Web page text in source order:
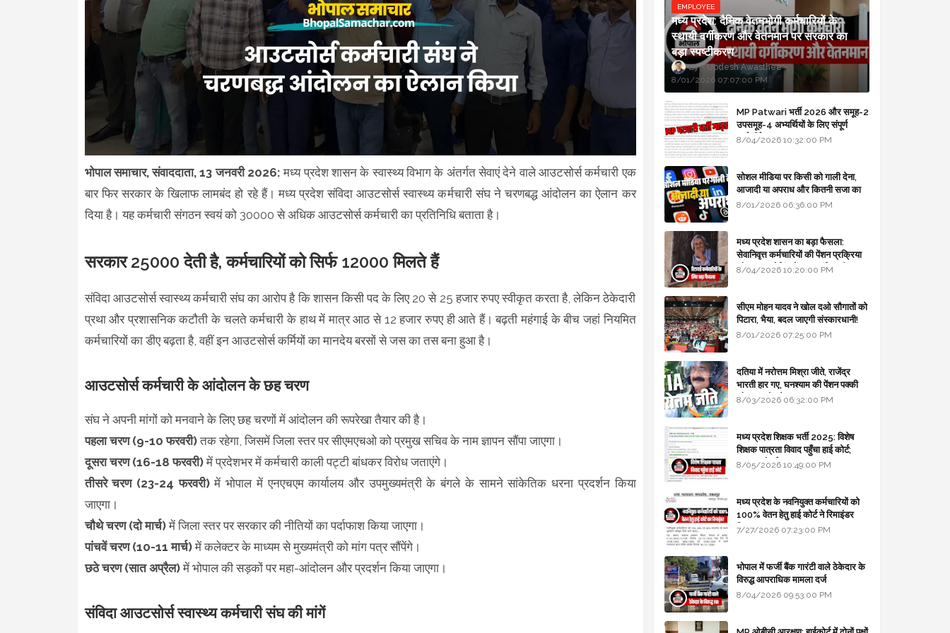
भोपाल समाचार, संवाददाता, 13 जनवरी 2026:मध्य प्रदेश शासन के स्वास्थ्य विभाग के अंतर्गत सेवाएं देने वाले आउटसोर्स कर्मचारी एक
बार फिर सरकार के खिलाफ लामबंद हो रहे हैं। मध्य प्रदेश संविदा आउटसोर्स स्वास्थ्य कर्मचारी संघ ने चरणबद्ध आंदोलन का ऐलान कर
दिया है। यह कर्मचारी संगठन स्वयं को 30000 से अधिक आउटसोर्स कर्मचारी का प्रतिनिधि बताता है।
सरकार 25000 देती है, कर्मचारियों को सिर्फ 12000 मिलते हैं
संविदा आउटसोर्स स्वास्थ्य कर्मचारी संघ का आरोप है कि शासन किसी पद के लिए 20 से 25 हजार रुपए स्वीकृत करता है, लेकिन ठेकेदारी
प्रथा और प्रशासनिक कटौती के चलते कर्मचारी के हाथ में मात्र आठ से 12 हजार रुपए ही आते हैं। बढ़ती महंगाई के बीच जहां नियमित
कर्मचारियों का डीए बढ़ता है, वहीं इन आउटसोर्स कर्मियों का मानदेय बरसों से जस का तस बना हुआ है।
आउटसोर्स कर्मचारी के आंदोलन के छह चरण
संघ ने अपनी मांगों को मनवाने के लिए छह चरणों में आंदोलन की रूपरेखा तैयार की है।
पहला चरण (9-10 फरवरी)तक रहेगा, जिसमें जिला स्तर पर सीएमएचओ को प्रमुख सचिव के नाम ज्ञापन सौंपा जाएगा।
दूसरा चरण (16-18 फरवरी)में प्रदेशभर में कर्मचारी काली पट्टी बांधकर विरोध जताएंगे।
तीसरे चरण (23-24 फरवरी)में भोपाल में एनएचएम कार्यालय और उपमुख्यमंत्री के बंगले के सामने सांकेतिक धरना प्रदर्शन किया
जाएगा।
चौथे चरण (दो मार्च)में जिला स्तर पर सरकार की नीतियों का पर्दाफाश किया जाएगा।
पांचवें चरण (10-11 मार्च)में कलेक्टर के माध्यम से मुख्यमंत्री को मांग पत्र सौंपेंगे।
छठे चरण (सात अप्रैल)में भोपाल की सड़कों पर महा-आंदोलन और प्रदर्शन किया जाएगा।
संविदा आउटसोर्स स्वास्थ्य कर्मचारी संघ की मांगें
EMPLOYEE
मध्य प्रदेश: दैनिक वेतनभोगी कर्मचारियों के
स्थायी वर्गीकरण और वेतनमान पर सरकार का
बड़ा स्पष्टीकरण
Updesh Awasthee
8/01/2026 07:07:00 PM
MP Patwari भर्ती 2026 और समूह-2
उपसमूह-4 अभ्यर्थियों के लिए संपूर्ण
मार्गदर्शिका
8/04/2026 10:32:00 PM
सोशल मीडिया पर किसी को गाली देना,
आजादी या अपराध और कितनी सजा का
प्रावधान - free legal advice
8/01/2026 06:36:00 PM
मध्य प्रदेश शासन का बड़ा फैसला:
सेवानिवृत्त कर्मचारियों की पेंशन प्रक्रिया
और बजट कोडिंग में हुए क्रांतिकारी
8/04/2026 10:20:00 PM
सीएम मोहन यादव ने खोल दओ सौगातों को
पिटारा, भैया, बदल जाएगी संस्कारधानी!
8/01/2026 07:25:00 PM
दतिया में नरोत्तम मिश्रा जीते, राजेंद्र
भारती हार गए, घनश्याम की पेंशन पक्की
और आशुतोष बैक टू...
8/03/2026 06:32:00 PM
मध्य प्रदेश शिक्षक भर्ती 2025: विशेष
शिक्षक पात्रता विवाद पहुँचा हाई कोर्ट;
सरकार से माँगा जवाब
8/05/2026 10:49:00 PM
मध्य प्रदेश के नवनियुक्त कर्मचारियों को
100% वेतन हेतु हाई कोर्ट ने रिमाइंडर
लिखा
7/27/2026 07:23:00 PM
भोपाल में फर्जी बैंक गारंटी वाले ठेकेदार के
विरुद्ध आपराधिक मामला दर्ज
8/04/2026 09:53:00 PM